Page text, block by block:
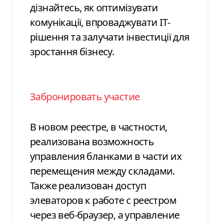
дізнайтесь, як оптимізувати
комунікації, впроваджувати ІТ-
рішення та залучати інвестиції для
зростання бізнесу.
Забронировать участие
В новом реестре, в частности,
реализована возможность
управления бланками в части их
перемещения между складами.
Также реализован доступ
элеваторов к работе с реестром
через веб-браузер, а управление